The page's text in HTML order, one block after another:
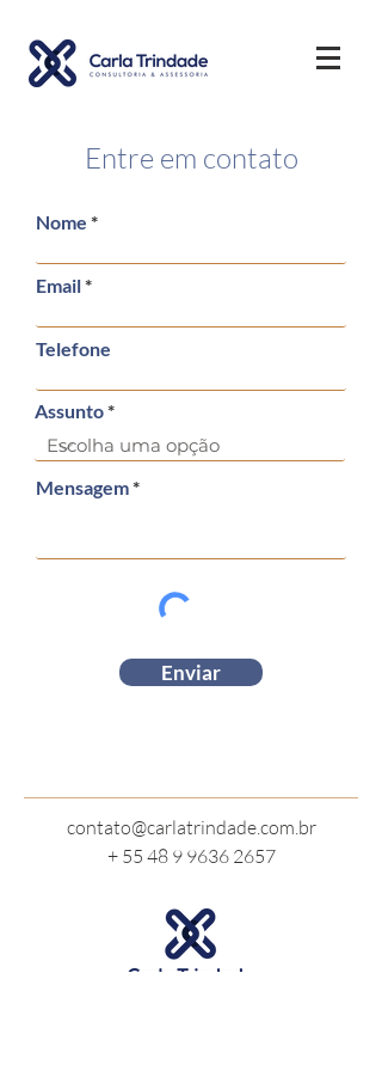
Entre em contato
Nome
Email
Telefone
Assunto
Mensagem
Enviar
contato@carlatrindade.com.br
+ 55 48 9 9636 2657